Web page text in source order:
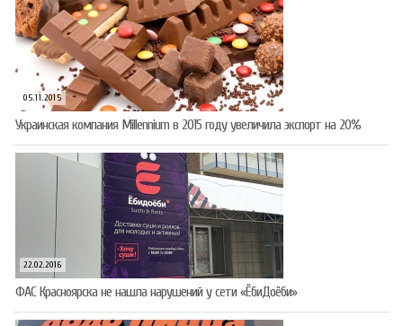
05.11.2015
Украинская компания Millennium в 2015 году увеличила экспорт на 20%
22.02.2016
ФАС Красноярска не нашла нарушений у сети «ЁбиДоёби»